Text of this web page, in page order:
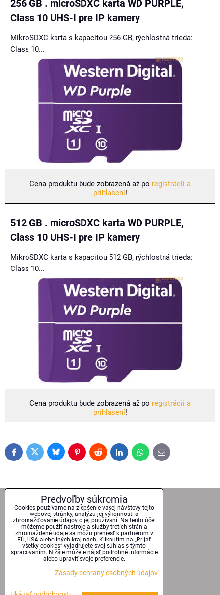
256 GB . microSDXC karta WD PURPLE,
Class 10 UHS-I pre IP kamery
MikroSDXC karta s kapacitou 256 GB, rýchlostná trieda:
Class 10...
Cena produktu bude zobrazená až po registrácii a
prihlásení!
512 GB . microSDXC karta WD PURPLE,
Class 10 UHS-I pre IP kamery
MikroSDXC karta s kapacitou 512 GB, rýchlostná trieda:
Class 10...
Cena produktu bude zobrazená až po registrácii a
prihlásení!
FacebookTwitter BlueskyPinterestReddit LinkedInWhatsApp
E-
mail
17 rokov na trhu
Odborné poradenstvo
Predvoľby súkromia
Cookies používame na zlepšenie vašej návštevy tejto
webovej stránky, analýzu jej výkonnosti a
zhromažďovanie údajov o jej používaní. Na tento účel
môžeme použiť nástroje a služby tretích strán a
zhromaždené údaje sa môžu preniesť k partnerom v
EÚ, USA alebo iných krajinách. Kliknutím na „Prijať
všetky cookies“ vyjadrujete svoj súhlas s týmto
spracovaním. Nižšie môžete nájsť podrobné informácie
alebo upraviť svoje preferencie.
Zásady ochrany osobných údajov